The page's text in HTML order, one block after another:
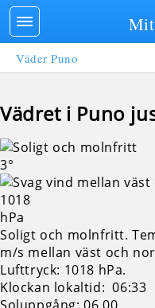
Väder Puno
Vädret i Puno
3°
1018
hPa
Soligt och molnfritt.
m/s mellan väst och
Lufttryck: 1018 hPa.
Klockan lokaltid: 06:33